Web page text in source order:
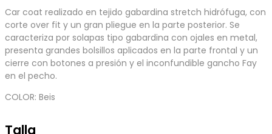
Car coat realizado en tejido gabardina stretch hidrófuga, con
corte over fit y un gran pliegue en la parte posterior. Se
caracteriza por solapas tipo gabardina con ojales en metal,
presenta grandes bolsillos aplicados en la parte frontal y un
cierre con botones a presión y el inconfundible gancho Fay
en el pecho.
COLOR: Beis
Talla